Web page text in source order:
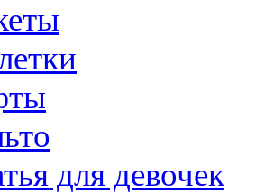
для девочек